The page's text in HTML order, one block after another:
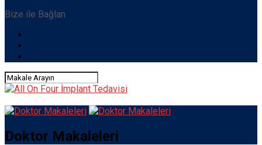
Bize ile Bağlan
Doktor Makaleleri